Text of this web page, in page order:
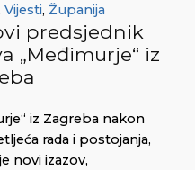
Vijesti, Županija
predsjednik
„Međimurje“ iz
iz Zagreba nakon
rada i postojanja,
novi izazov,